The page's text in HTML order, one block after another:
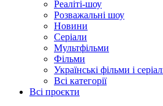
Реаліті-шоу
Розважальні шоу
Новини
Серіали
Мультфільми
Фільми
Українські фільми і
Всі категорії
Всі проєкти